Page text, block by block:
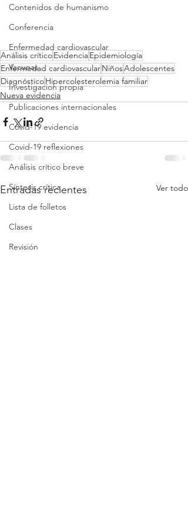
Contenidos de humanismo
Conferencia
Enfermedad cardiovascular
Vacunas
Investigacion propia
Publicaciones internacionales
Covid-19 evidencia
Covid-19 reflexiones
Análisis crítico breve
Síntesis crítica
Lista de folletos
Clases
Revisión
Análisis críticoEvidenciaEpidemiología
Enfermedad cardiovascularNiñosAdolescentes
DiagnósticoHipercolesterolemia familiar
Nueva evidencia
Entradas recientes Ver todo